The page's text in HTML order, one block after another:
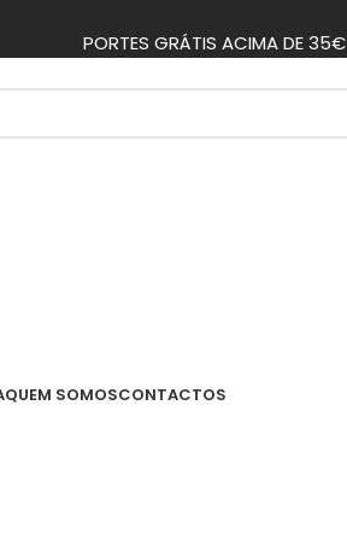
PORTES GRÁTIS ACIMA DE 35€
QUEM SOMOSCONTACTOS